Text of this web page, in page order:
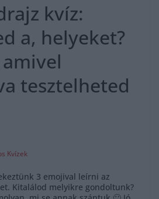
kvíz:
a, helyeket?
tesztelheted
Kvízek
3 emojival leírni az
Kitalálod melyikre gondoltunk?